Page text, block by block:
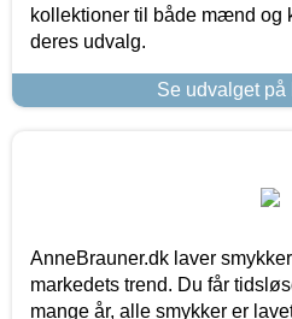
kollektioner til både mænd og
deres udvalg.
Se udvalget på
AnneBrauner.dk laver
markedets trend. Du får
mange år, alle smykker er